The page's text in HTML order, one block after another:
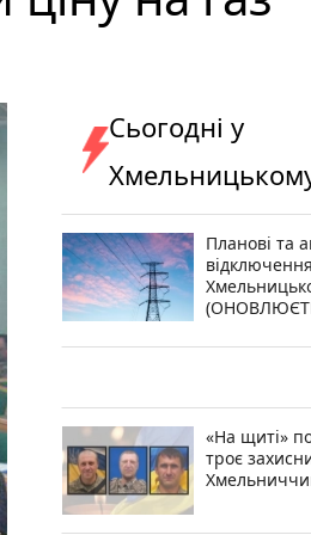
Сьогодні у
Планові та
«На щиті»
троє